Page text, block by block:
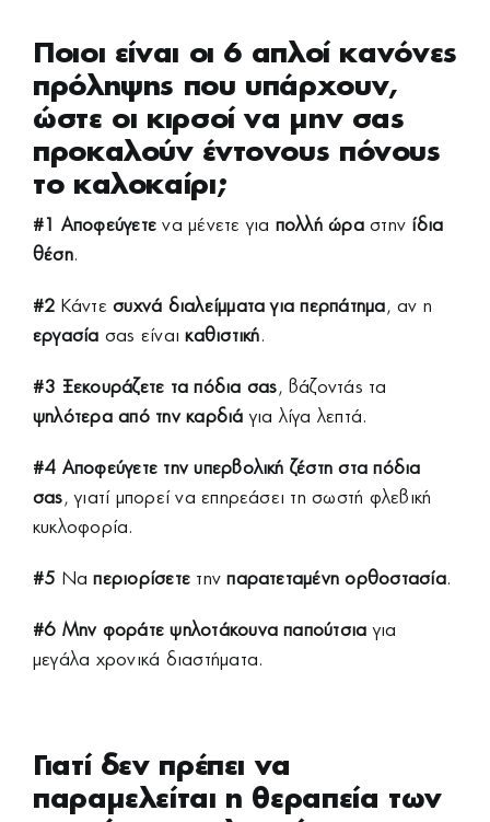
Ποιοι είναι οι 6 απλοί κανόνες
πρόληψης που υπάρχουν,
ώστε οι κιρσοί να μην σας
προκαλούν έντονους πόνους
το καλοκαίρι;
#1 Αποφεύγετε να μένετε για πολλή ώραστην ίδια
θέση.
#2 Κάντεσυχνά διαλείμματα για περπάτημα, αν η
εργασία σας είναικαθιστική.
#3 Ξεκουράζετε τα πόδια σας, βάζοντάς τα
ψηλότερα από την καρδιά για λίγα λεπτά.
#4 Αποφεύγετε την υπερβολική ζέστη στα πόδια
σας, γιατί μπορεί να επηρεάσει τη σωστή φλεβική
κυκλοφορία.
#5 Ναπεριορίσετε τηνπαρατεταμένη ορθοστασία.
#6 Μην φοράτε ψηλοτάκουνα παπούτσια για
μεγάλα χρονικά διαστήματα.
Γιατί δεν πρέπει να
παραμελείται η θεραπεία των